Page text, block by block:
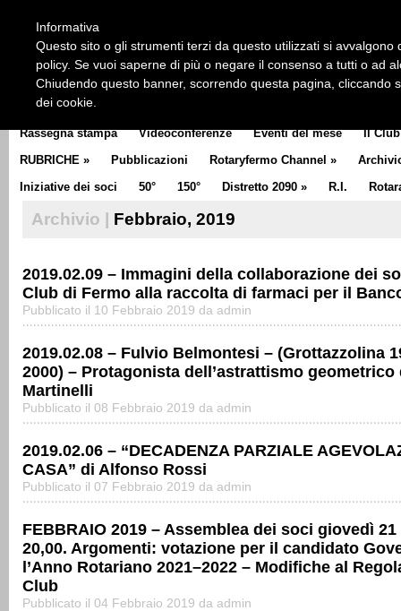
CLUB COMMUNICATOR
Rassegna stampa Videoconferenze Eventi del mese Il Club
RUBRICHE » Pubblicazioni Rotaryfermo Channel »
Iniziative dei soci
50° 150° Distretto 2090 » R.I.
Archivio | Febbraio, 2019
2019.02.09 – Immagini della collaborazione dei
Club di Fermo alla raccolta di farmaci per il
Pubblicato il 10 Febbraio 2019 da admin
2019.02.08 – Fulvio Belmontesi – (Grottazzolina
2000) – Protagonista dell’astrattismo
Martinelli
Pubblicato il 08 Febbraio 2019 da admin
2019.02.06 – “DECADENZA PARZIALE
CASA” di Alfonso Rossi
Pubblicato il 07 Febbraio 2019 da admin
FEBBRAIO 2019 – Assemblea dei soci giovedì
20,00. Argomenti: votazione per il candidato
l’Anno Rotariano 2021–2022 – Modifiche al
Club
Pubblicato il 04 Febbraio 2019 da admin
Informativa
Questo sito o gli strumenti terzi da questo utilizzati si
policy. Se vuoi saperne di più o negare il consenso a tutti o ad
Chiudendo questo banner, scorrendo questa pagina, cliccando
dei cookie.